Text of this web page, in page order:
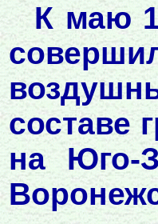
К маю
составе
на Юго-